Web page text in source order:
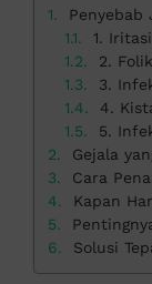
Penyebab
1.
2.
3.
4.
5.
Gejala
Cara
Kapan
Solusi